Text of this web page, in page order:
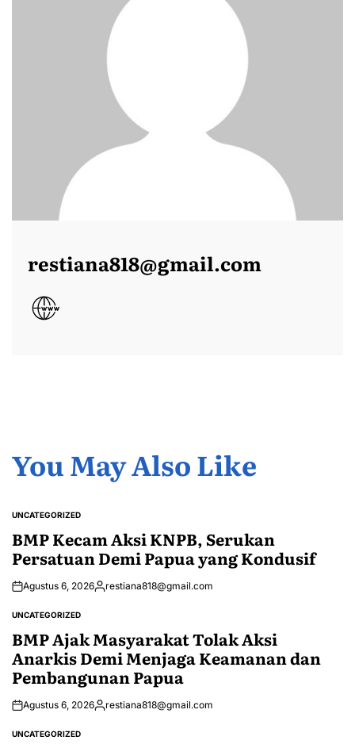
restiana818@gmail.com
You May Also Like
POSTED
UNCATEGORIZED
BMP Kecam Aksi KNPB, Serukan
Persatuan Demi Papua yang Kondusif
Agustus 6, 2026Posted
restiana818@gmail.com
POSTED
UNCATEGORIZED
BMP Ajak Masyarakat Tolak Aksi
Anarkis Demi Menjaga Keamanan dan
Pembangunan Papua
Agustus 6, 2026Posted
restiana818@gmail.com
POSTED
UNCATEGORIZED